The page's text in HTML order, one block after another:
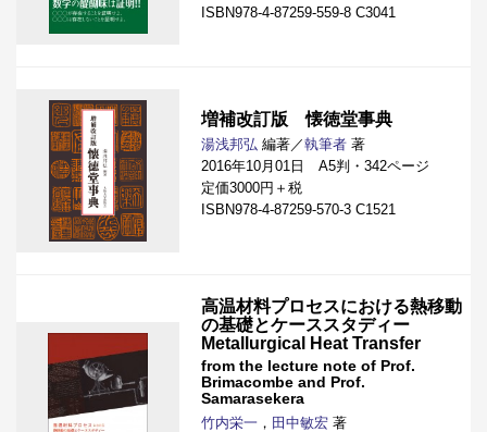
ISBN978-4-87259-559-8 C3041
増補改訂版 懐徳堂事典
湯浅邦弘 編著／執筆者 著
2016年10月01日 A5判・342ページ
定価3000円＋税
ISBN978-4-87259-570-3 C1521
高温材料プロセスにおける熱移動
の基礎とケーススタディー
Metallurgical Heat Transfer
from the lecture note of Prof.
Brimacombe and Prof.
Samarasekera
竹内栄一 ， 田中敏宏 著